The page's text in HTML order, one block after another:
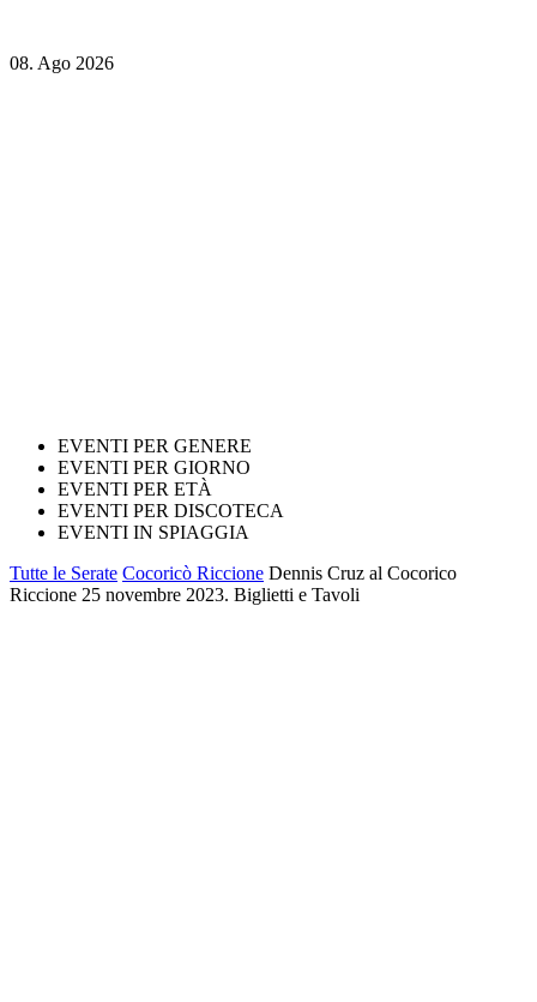
08. Ago 2026
EVENTI PER GENERE
EVENTI PER GIORNO
EVENTI PER ETÀ
EVENTI PER DISCOTECA
EVENTI IN SPIAGGIA
Tutte le Serate Cocoricò Riccione Dennis Cruz al Cocorico
Riccione 25 novembre 2023. Biglietti e Tavoli